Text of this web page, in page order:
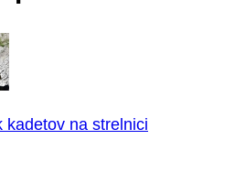
kadetov na strelnici